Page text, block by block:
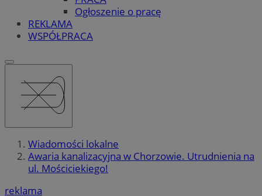
Ogłoszenie o pracę
REKLAMA
WSPÓŁPRACA
Wiadomości lokalne
Awaria kanalizacyjna w Chorzowie. Utrudnienia na
ul. Mościciekiego!
reklama